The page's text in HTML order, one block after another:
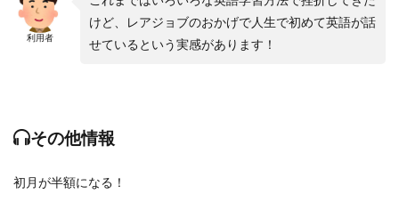
利用者
けど、レアジョブのおかげで人生で初めて英語が話
せているという実感があります！
その他情報
初月が半額になる！